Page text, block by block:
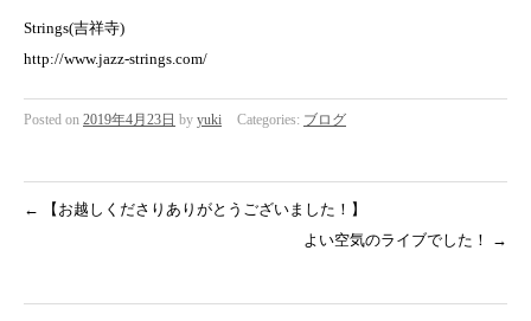
Strings(吉祥寺)
http://www.jazz-strings.com/
Posted on 2019年4月23日 by yuki Categories: ブログ
←
【お越しくださりありがとうございました！】
よい空気のライブでした！
→